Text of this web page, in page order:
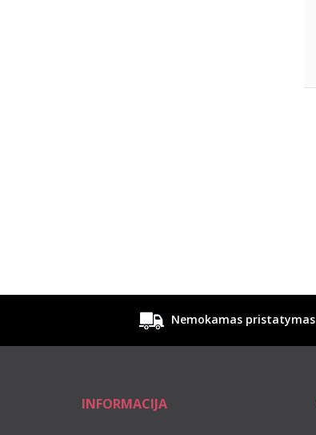
Nemokamas pristatymas
INFORMACIJA